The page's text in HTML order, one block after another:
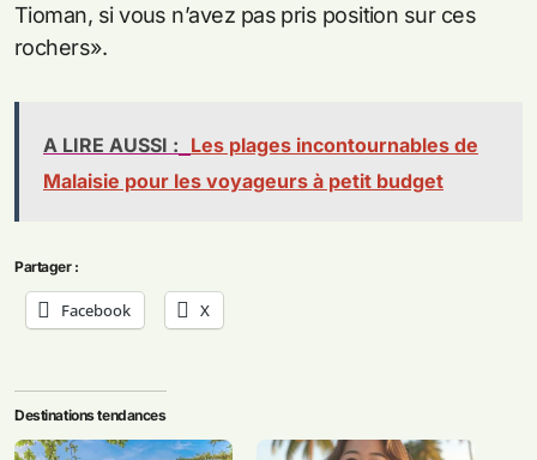
Tioman, si vous n’avez pas pris position sur ces
rochers».
A LIRE AUSSI : Les plages incontournables de
Malaisie pour les voyageurs à petit budget
Partager :
Facebook X
Destinations tendances